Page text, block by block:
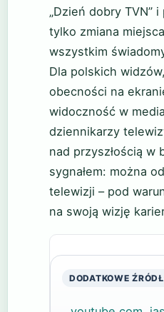
„Dzień dobry TVN”
tylko zmiana
wszystkim
Dla polskich
obecności na
widoczność w
dziennikarzy
nad przyszłością w
sygnałem: można
telewizji – pod
na swoją wizję
DODATKOWE